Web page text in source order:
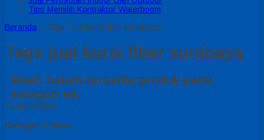
Tips Memilih Kontraktor Waterboom
Beranda » Tags "jual kursi fiber surabaya"
Tags jual kursi fiber surabaya
Maaf, belum tersedia produk pada
kategori ini.
Tutup Sidebar
Kategori Produk